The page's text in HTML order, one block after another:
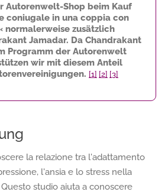
Autorenwelt-Shop beim Kauf
coniugale in una coppia con
normalerweise zusätzlich
Jamadar. Da Chandrakant
Programm der Autorenwelt
wir mit diesem Anteil
[1] [2] [3]
la relazione tra l'adattamento
l'ansia e lo stress nella
studio aiuta a conoscere